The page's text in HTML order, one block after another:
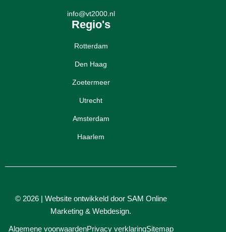
info@vt2000.nl
Regio's
Rotterdam
Den Haag
Zoetermeer
Utrecht
Amsterdam
Haarlem
© 2026 | Website ontwikkeld door SAM Online
Marketing & Webdesign.
Algemene voorwaardenPrivacy verklaringSitemap